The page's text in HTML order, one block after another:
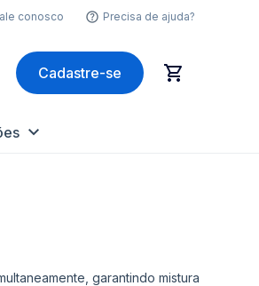
conosco Precisa de ajuda?
Cadastre-se
garantindo mistura